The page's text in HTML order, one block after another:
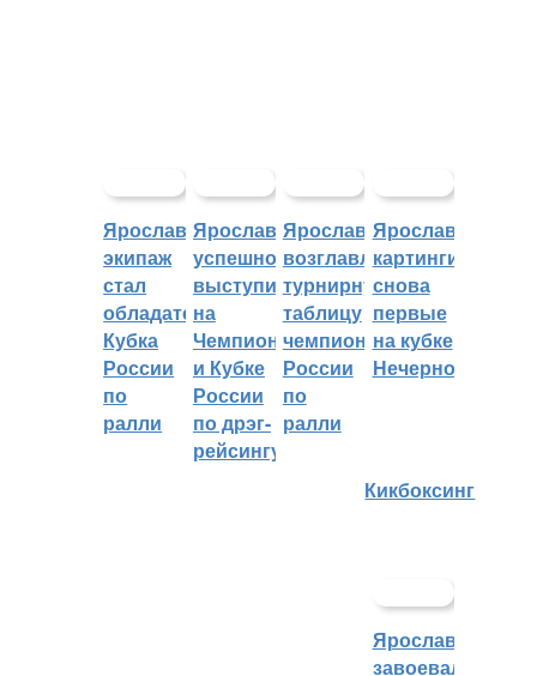
Ярославский
экипаж
стал
обладателем
Кубка
России
по
ралли
Ярославцы
успешно
выступили
на
Чемпионате
и Кубке
России
по дрэг-
рейсингу
Ярославцы
возглавляют
турнирную
таблицу
чемпионата
России
по
ралли
Ярославские
картингисты
снова
первые
на кубке
Нечерноземья
Кикбоксинг
Ярославцы
завоевали